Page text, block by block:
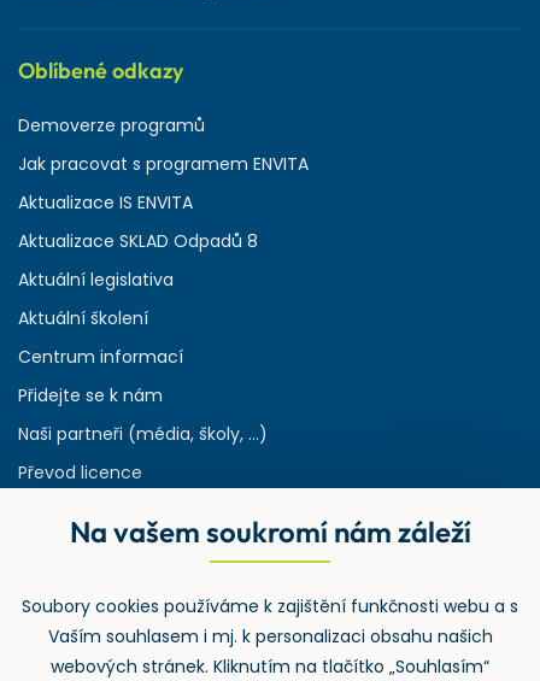
Oblíbené odkazy
Demoverze programů
Jak pracovat s programem ENVITA
Aktualizace IS ENVITA
Aktualizace SKLAD Odpadů 8
Aktuální legislativa
Aktuální školení
Centrum informací
Přidejte se k nám
Naši partneři (média, školy, ...)
Převod licence
Rejstřík používaných zkratek v odpadech
Zpětný odběr
Na vašem soukromí nám záleží
Soubory cookies používáme k zajištění funkčnosti webu a s
Vaším souhlasem i mj. k personalizaci obsahu našich
webových stránek. Kliknutím na tlačítko „Souhlasím“